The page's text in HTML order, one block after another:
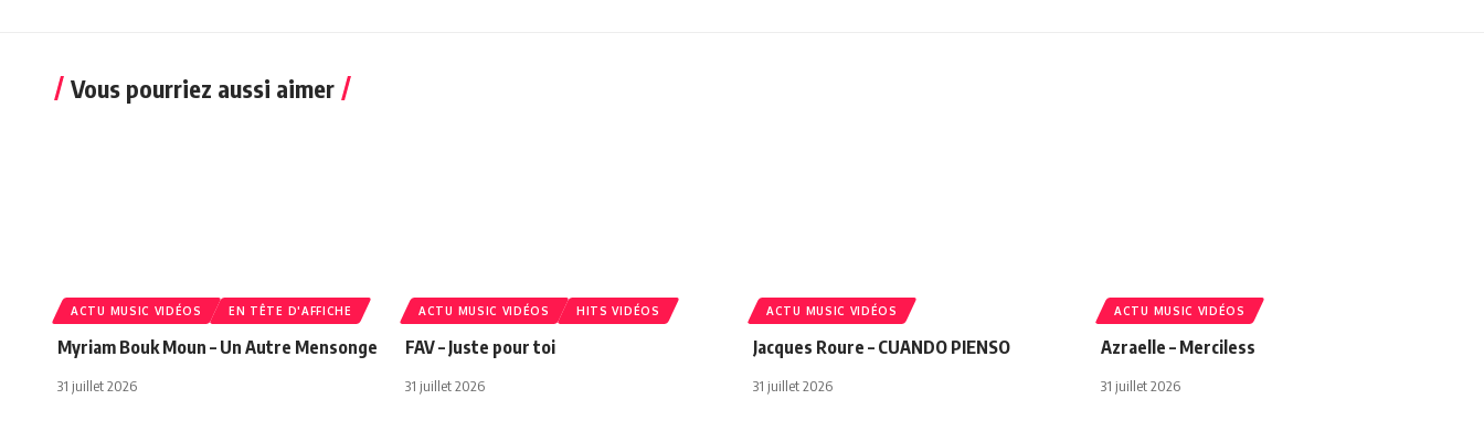
Vous pourriez aussi aimer
ACTU MUSIC VIDÉOS EN TÊTE D'AFFICHE
Myriam Bouk Moun – Un Autre Mensonge
31 juillet 2026
ACTU MUSIC VIDÉOS HITS VIDÉOS
FAV – Juste pour toi
31 juillet 2026
ACTU MUSIC VIDÉOS
Jacques Roure – CUANDO PIENSO
31 juillet 2026
ACTU MUSIC VIDÉOS
Azraelle – Merciless
31 juillet 2026